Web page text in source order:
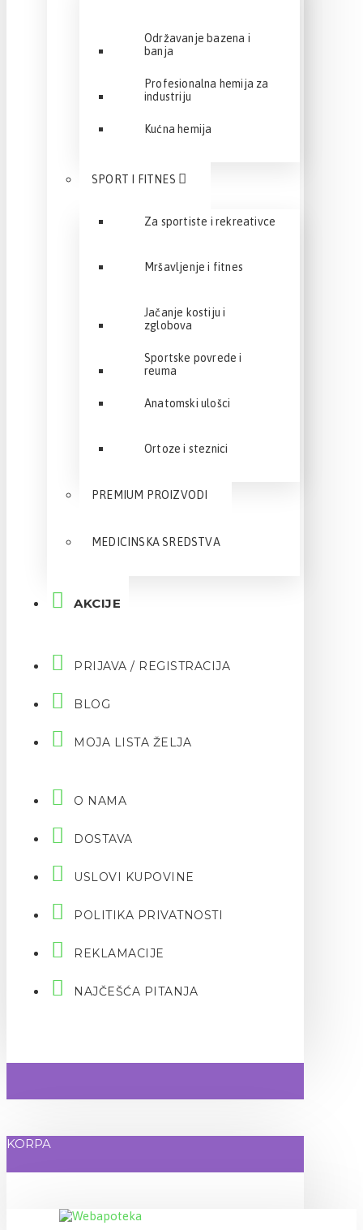
Održavanje bazena i
banja
Profesionalna hemija za
industriju
Kućna hemija
SPORT I FITNES
Za sportiste i rekreativce
Mršavljenje i fitnes
Jačanje kostiju i
zglobova
Sportske povrede i
reuma
Anatomski ulošci
Ortoze i steznici
PREMIUM PROIZVODI
MEDICINSKA SREDSTVA
AKCIJE
PRIJAVA / REGISTRACIJA
BLOG
MOJA LISTA ŽELJA
O NAMA
DOSTAVA
USLOVI KUPOVINE
POLITIKA PRIVATNOSTI
REKLAMACIJE
NAJČEŠĆA PITANJA
KORPA